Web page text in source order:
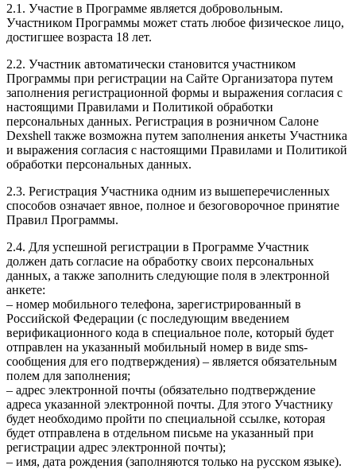
2.1. Участие в Программе является добровольным.
Участником Программы может стать любое физическое лицо,
достигшее возраста 18 лет.
2.2. Участник автоматически становится участником
Программы при регистрации на Сайте Организатора путем
заполнения регистрационной формы и выражения согласия с
настоящими Правилами и Политикой обработки
персональных данных. Регистрация в розничном Салоне
Dexshell также возможна путем заполнения анкеты Участника
и выражения согласия с настоящими Правилами и Политикой
обработки персональных данных.
2.3. Регистрация Участника одним из вышеперечисленных
способов означает явное, полное и безоговорочное принятие
Правил Программы.
2.4. Для успешной регистрации в Программе Участник
должен дать согласие на обработку своих персональных
данных, а также заполнить следующие поля в электронной
анкете:
– номер мобильного телефона, зарегистрированный в
Российской Федерации (с последующим введением
верификационного кода в специальное поле, который будет
отправлен на указанный мобильный номер в виде sms-
сообщения для его подтверждения) – является обязательным
полем для заполнения;
– адрес электронной почты (обязательно подтверждение
адреса указанной электронной почты. Для этого Участнику
будет необходимо пройти по специальной ссылке, которая
будет отправлена в отдельном письме на указанный при
регистрации адрес электронной почты);
– имя, дата рождения (заполняются только на русском языке).